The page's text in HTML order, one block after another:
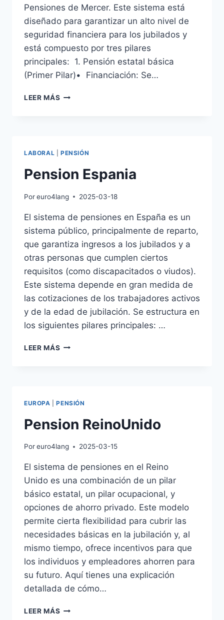
Pensiones de Mercer. Este sistema está
diseñado para garantizar un alto nivel de
seguridad financiera para los jubilados y
está compuesto por tres pilares
principales: 1. Pensión estatal básica
(Primer Pilar)• Financiación: Se…
LEER MÁS PENSION
LABORAL PENSIÓN
Pension Espania
Poreuro4lang 2025-03-18
El sistema de pensiones en España es un
sistema público, principalmente de reparto,
que garantiza ingresos a los jubilados y a
otras personas que cumplen ciertos
requisitos (como discapacitados o viudos).
Este sistema depende en gran medida de
las cotizaciones de los trabajadores activos
y de la edad de jubilación. Se estructura en
los siguientes pilares principales: …
LEER MÁS PENSION
EUROPA |PENSIÓN
Pension ReinoUnido
Poreuro4lang 2025-03-15
El sistema de pensiones en el Reino
Unido es una combinación de un pilar
básico estatal, un pilar ocupacional, y
opciones de ahorro privado. Este modelo
permite cierta flexibilidad para cubrir las
necesidades básicas en la jubilación y, al
mismo tiempo, ofrece incentivos para que
los individuos y empleadores ahorren para
su futuro. Aquí tienes una explicación
detallada de cómo…
LEER MÁS PENSION